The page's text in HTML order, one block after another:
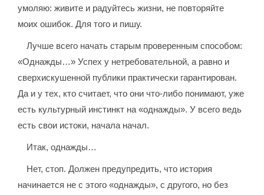
умоляю: живите и радуйтесь жизни, не повторяйте
моих ошибок. Для того и пишу.
Лучше всего начать старым проверенным способом:
«Однажды…» Успех у нетребовательной, а равно и
сверхискушенной публики практически гарантирован.
Да и у тех, кто считает, что они что-либо понимают, уже
есть культурный инстинкт на «однажды». У всего ведь
есть свои истоки, начала начал.
Итак, однажды…
Нет, стоп. Должен предупредить, что история
начинается не с этого «однажды», с другого, но без